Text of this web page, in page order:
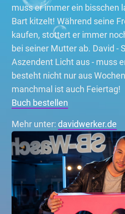
muss er immer ein bisschen
Bart kitzelt! Während seine
kaufen, stottert er immer
bei seiner Mutter ab. David -
Aszendent Licht aus - muss
besteht nicht nur aus
manchmal ist auch Feiertag!
Buch bestellen
Mehr unter: davidwerker.de